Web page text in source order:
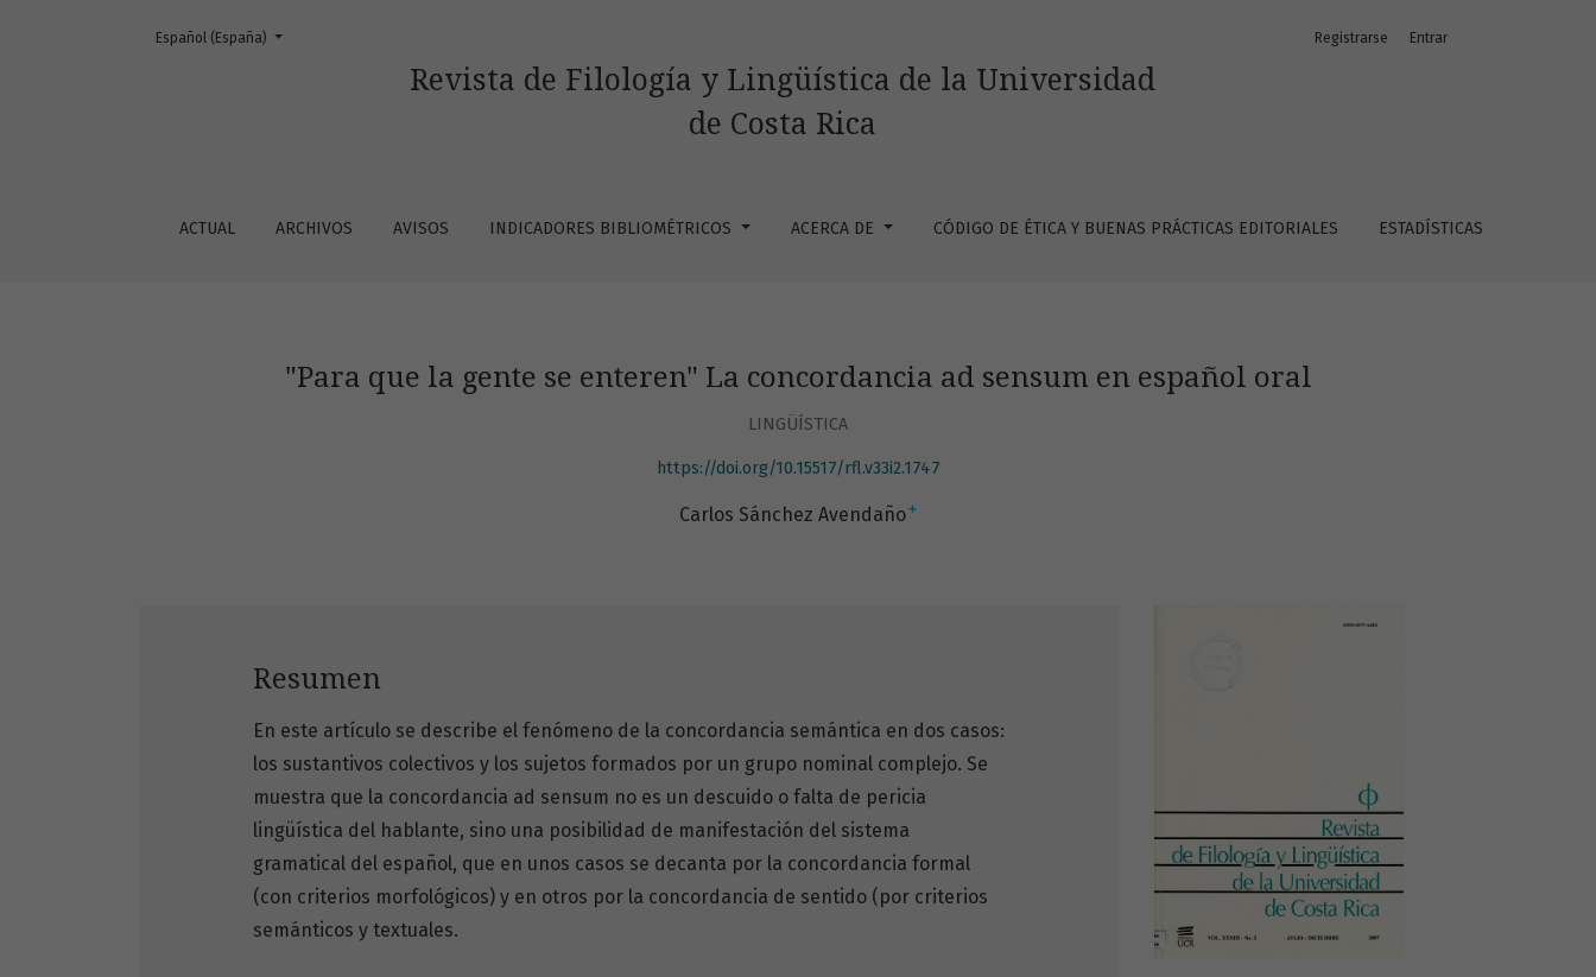
&quot;Para que la gente se enteren&quot; La concordancia ad sensum en español oral
Revista de Filología y Lingüística de la Universidad
de Costa Rica
ACTUAL ARCHIVOS AVISOS INDICADORES BIBLIOMÉTRICOS ACERCA DE CÓDIGO DE ÉTICA Y BUENAS PRÁCTICAS EDITORIALES ESTADÍSTICAS
Registrarse Entrar
Cambiar el idioma. El actual es:
Español (España)
"Para que la gente se enteren" La concordancia ad sensum en español oral
LINGÜÍSTICA
https://doi.org/10.15517/rfl.v33i2.1747
Carlos Sánchez Avendaño+
Resumen
En este artículo se describe el fenómeno de la concordancia semántica en dos casos:
los sustantivos colectivos y los sujetos formados por un grupo nominal complejo. Se
muestra que la concordancia ad sensum no es un descuido o falta de pericia
lingüística del hablante, sino una posibilidad de manifestación del sistema
gramatical del español, que en unos casos se decanta por la concordancia formal
(con criterios morfológicos) y en otros por la concordancia de sentido (por criterios
semánticos y textuales.